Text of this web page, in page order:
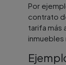
Por
contrato
tarifa más
inmuebles